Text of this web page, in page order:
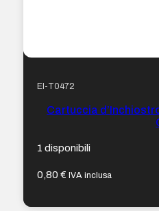
EI-T0472
Cartuccia
1 disponibili
0,80€ IVA inclusa